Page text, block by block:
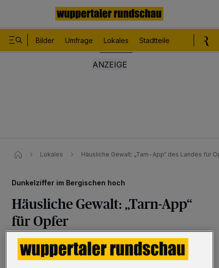
Bilder Umfrage Lokales Stadtteile
Lokales Häusliche Gewalt: „Tarn-App“ des Landes für
Dunkelziffer im Bergischen hoch
Häusliche Gewalt: „Tarn-App“
für Opfer
Wuppertal / Düsseldorf· Rund 38.000 Fälle von
Gewalt in der Partnerschaft wurden im Jahr 2019 in